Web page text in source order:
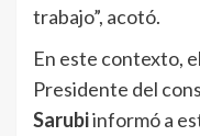
trabajo”, acotó.
En este contexto,
Presidente del
Sarubiinformó a